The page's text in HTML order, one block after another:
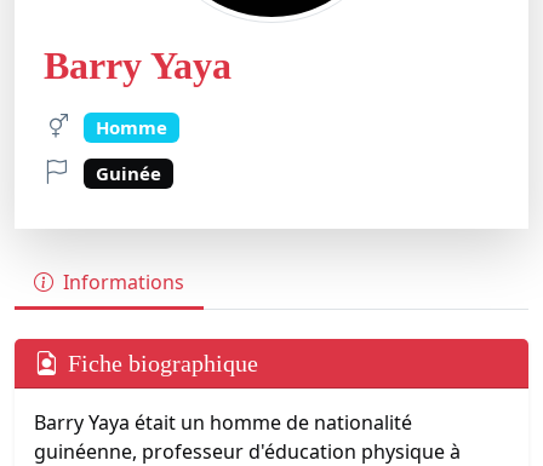
Barry Yaya
Homme
Guinée
Informations
Fiche biographique
Barry Yaya était un homme de nationalité
guinéenne, professeur d'éducation physique à